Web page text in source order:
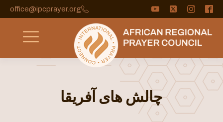
office@ipcprayer.org
چالش های آفریقا